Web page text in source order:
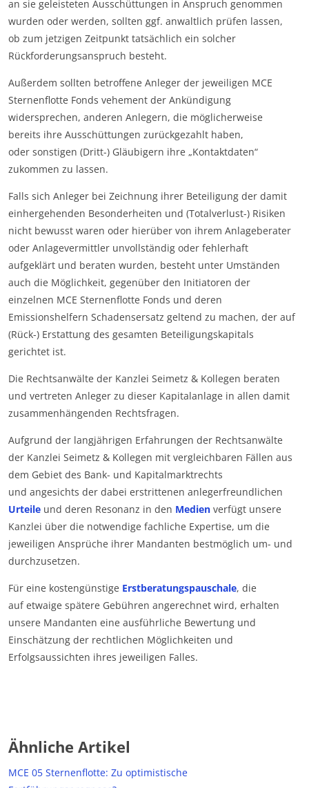
an sie geleisteten Ausschüttungen in Anspruch genommen
wurden oder werden, sollten ggf. anwaltlich prüfen lassen,
ob zum jetzigen Zeitpunkt tatsächlich ein solcher
Rückforderungsanspruch besteht.
Außerdem sollten betroffene Anleger der jeweiligen MCE
Sternenflotte Fonds vehement der Ankündigung
widersprechen, anderen Anlegern, die möglicherweise
bereits ihre Ausschüttungen zurückgezahlt haben,
oder sonstigen (Dritt-) Gläubigern ihre „Kontaktdaten“
zukommen zu lassen.
Falls sich Anleger bei Zeichnung ihrer Beteiligung der damit
einhergehenden Besonderheiten und (Totalverlust-) Risiken
nicht bewusst waren oder hierüber von ihrem Anlageberater
oder Anlagevermittler unvollständig oder fehlerhaft
aufgeklärt und beraten wurden, besteht unter Umständen
auch die Möglichkeit, gegenüber den Initiatoren der
einzelnen MCE Sternenflotte Fonds und deren
Emissionshelfern Schadensersatz geltend zu machen, der auf
(Rück-) Erstattung des gesamten Beteiligungskapitals
gerichtet ist.
Die Rechtsanwälte der Kanzlei Seimetz & Kollegen beraten
und vertreten Anleger zu dieser Kapitalanlage in allen damit
zusammenhängenden Rechtsfragen.
Aufgrund der langjährigen Erfahrungen der Rechtsanwälte
der Kanzlei Seimetz & Kollegen mit vergleichbaren Fällen aus
dem Gebiet des Bank- und Kapitalmarktrechts
und angesichts der dabei erstrittenen anlegerfreundlichen
Urteileund deren Resonanz in den Medienverfügt unsere
Kanzlei über die notwendige fachliche Expertise, um die
jeweiligen Ansprüche ihrer Mandanten bestmöglich um- und
durchzusetzen.
Für eine kostengünstige Erstberatungspauschale, die
auf etwaige spätere Gebühren angerechnet wird, erhalten
unsere Mandanten eine ausführliche Bewertung und
Einschätzung der rechtlichen Möglichkeiten und
Erfolgsaussichten ihres jeweiligen Falles.
Ähnliche Artikel
MCE 05 Sternenflotte: Zu optimistische